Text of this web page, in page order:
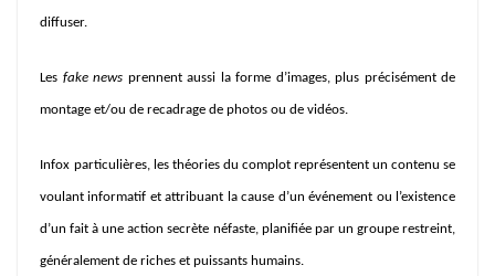
diffuser.
Les fake news prennent aussi la forme d’images, plus précisément de
montage et/ou de recadrage de photos ou de vidéos.
Infox particulières, les théories du complot représentent un contenu se
voulant informatif et attribuant la cause d’un événement ou l’existence
d’un fait à une action secrète néfaste, planifiée par un groupe restreint,
généralement de riches et puissants humains.